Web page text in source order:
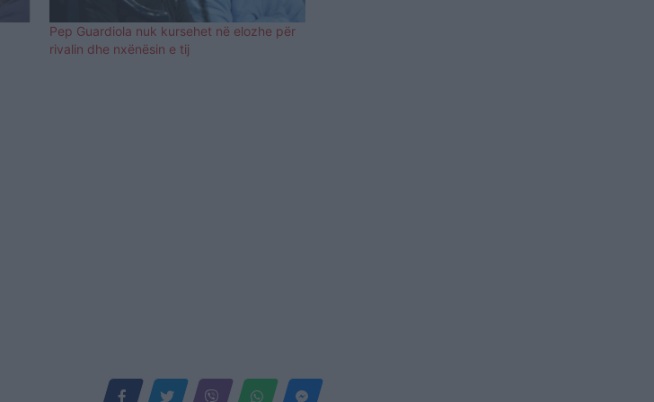
Pep Guardiola nuk kursehet në elozhe për
rivalin dhe nxënësin e tij